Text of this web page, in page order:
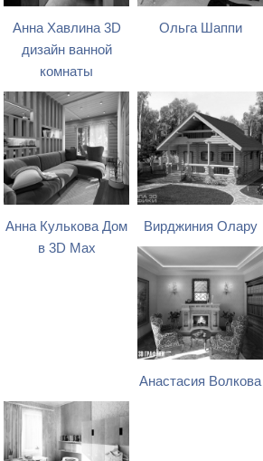
Анна Хавлина 3D
дизайн ванной
комнаты
Ольга Шаппи
Анна Кулькова Дом
в 3D Max
Вирджиния Олару
Анастасия Волкова